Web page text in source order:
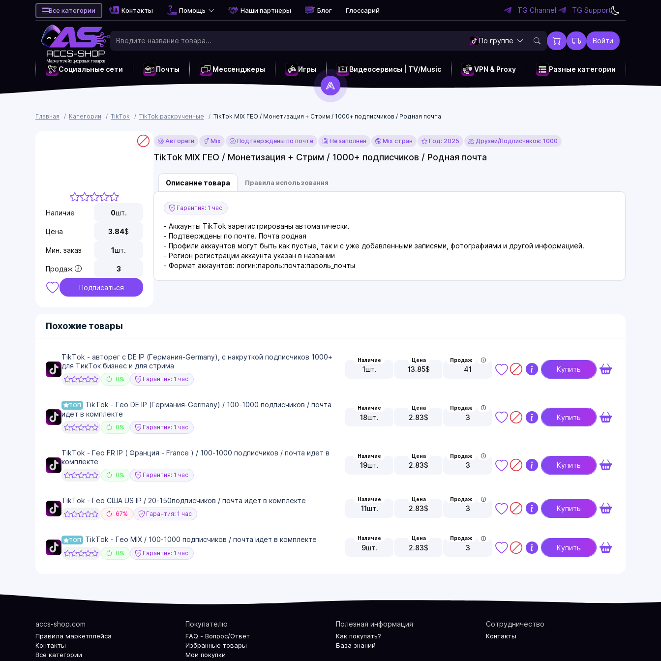
Все категории Контакты Помощь Наши партнеры Блог Глоссарий TG Channel TG Support
Маркетплейс цифровых товаров
По группе Войти
Социальные сети Почты Мессенджеры Игры Видеосервисы | TV/Music VPN & Proxy Разные категории
Главная Категории TikTok TikTok раскрученные TikTok MIX ГЕО / Монетизация + Стрим / 1000+ подписчиков / Родная почта
Наличие 0шт.
Цена 3.84$
Мин. заказ 1шт.
Продаж 3
Подписаться
Автореги Mix Подтверждены по почте Не заполнен Mix стран Год: 2025 Друзей/Подписчиков: 1000
TikTok MIX ГЕО / Монетизация + Стрим / 1000+ подписчиков / Родная почта
Описание товара Правила использования
Гарантия: 1 час
- Аккаунты TikTok зарегистрированы автоматически.
- Подтверждены по почте. Почта родная
- Профили аккаунтов могут быть как пустые, так и с уже добавленными записями, фотографиями и другой информацией.
- Регион регистрации аккаунта указан в названии
- Формат аккаунтов: логин:пароль:почта:пароль_почты
Похожие товары
TikTok - авторег с DE IP (Германия-Germany), с накруткой подписчиков 1000+
для ТикТок бизнес и для стрима
0% Гарантия: 1 час
Наличие
1шт.
Цена
13.85$
Продаж
41 Купить
ТОП
TikTok - Гео DE IP (Германия-Germany) / 100-1000 подписчиков / почта
идет в комплекте
0% Гарантия: 1 час
Наличие
18шт.
Цена
2.83$
Продаж
3 Купить
TikTok - Гео FR IP ( Франция - France ) / 100-1000 подписчиков / почта идет в
комплекте
0% Гарантия: 1 час
Наличие
19шт.
Цена
2.83$
Продаж
3 Купить
TikTok - Гео США US IP / 20-150подписчиков / почта идет в комплекте
67% Гарантия: 1 час
Наличие
11шт.
Цена
2.83$
Продаж
3 Купить
ТОП TikTok - Гео MIX / 100-1000 подписчиков / почта идет в комплекте
0% Гарантия: 1 час
Наличие
9шт.
Цена
2.83$
Продаж
3 Купить
accs-shop.com
Правила маркетплейса
Контакты
Все категории
Покупателю
FAQ - Вопрос/Ответ
Избранные товары
Мои покупки
Полезная информация
Как покупать?
База знаний
Сотрудничество
Контакты